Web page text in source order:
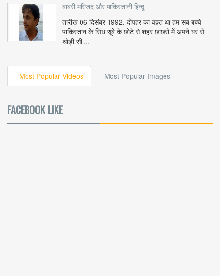
बाबरी मस्जिद और पाकिस्तानी हिन्दू
तारीख 06 दिसंबर 1992, दोपहर का वक़्त था हम सब बच्चे
पाकिस्तान के सिंध सूबे के छोटे से शहर छाछरो में अपने घर से
थोड़ी सी ...
Most Popular Videos Most Popular Images
FACEBOOK LIKE